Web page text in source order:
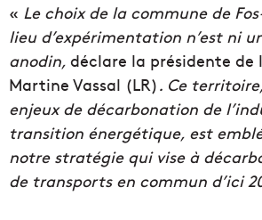
« Le choix de la commune de
lieu d’expérimentation n’est ni
anodin, déclare la présidente de
Martine Vassal (LR). Ce
enjeux de décarbonation de
transition énergétique, est
notre stratégie qui vise à
de transports en commun d’ici